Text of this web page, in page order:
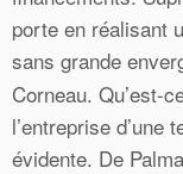
porte en réalisant
sans grande
Corneau. Qu’est-
l’entreprise
évidente. De